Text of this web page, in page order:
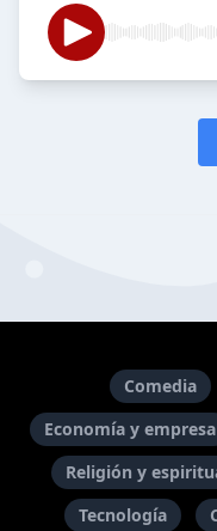
Comedia
Economía y empresa
Religión y
Tecnología